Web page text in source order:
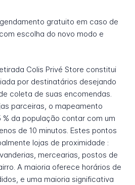
gratuito em caso de
escolha do novo modo e
Colis Privé Store constitui
por destinatários desejando
coleta de suas encomendas.
parceiras, o mapeamento
da população contar com um
de 10 minutos. Estes pontos
lojas de proximidade :
mercearias, postos de
A maioria oferece horários de
e uma maioria significativa